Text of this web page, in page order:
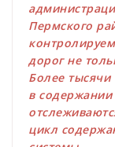
Пермского
дорог не
Более тысячи
в
цикл